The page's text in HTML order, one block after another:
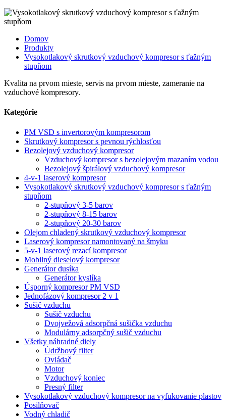
Domov
Produkty
Vysokotlakový skrutkový vzduchový kompresor s ťažným
stupňom
Kvalita na prvom mieste, servis na prvom mieste, zameranie na
vzduchové kompresory.
Kategórie
PM VSD s invertorovým kompresorom
Skrutkový kompresor s pevnou rýchlosťou
Bezolejový vzduchový kompresor
Vzduchový kompresor s bezolejovým mazaním vodou
Bezolejový špirálový vzduchový kompresor
4-v-1 laserový kompresor
Vysokotlakový skrutkový vzduchový kompresor s ťažným
stupňom
2-stupňový 3-5 barov
2-stupňový 8-15 barov
2-stupňový 20-30 barov
Olejom chladený skrutkový vzduchový kompresor
Laserový kompresor namontovaný na šmyku
5-v-1 laserový rezací kompresor
Mobilný dieselový kompresor
Generátor dusíka
Generátor kyslíka
Úsporný kompresor PM VSD
Jednofázový kompresor 2 v 1
Sušič vzduchu
Sušič vzduchu
Dvojvežová adsorpčná sušička vzduchu
Modulárny adsorpčný sušič vzduchu
Všetky náhradné diely
Údržbový filter
Ovládač
Motor
Vzduchový koniec
Presný filter
Vysokotlakový vzduchový kompresor na vyfukovanie plastov
Posilňovač
Vodný chladič